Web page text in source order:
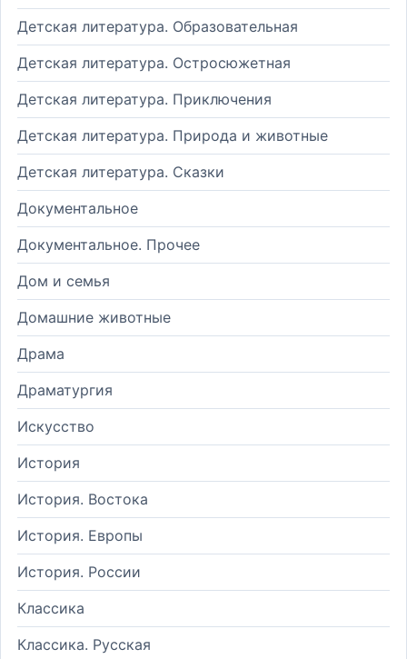
Детская литература. Образовательная
Детская литература. Остросюжетная
Детская литература. Приключения
Детская литература. Природа и животные
Детская литература. Сказки
Документальное
Документальное. Прочее
Дом и семья
Домашние животные
Драма
Драматургия
Искусство
История
История. Востока
История. Европы
История. России
Классика
Классика. Русская